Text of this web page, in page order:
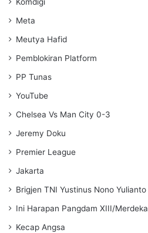
Komdigi
Meta
Meutya Hafid
Pemblokiran Platform
PP Tunas
YouTube
Chelsea Vs Man City 0-3
Jeremy Doku
Premier League
Jakarta
Brigjen TNI Yustinus Nono Yulianto
Ini Harapan Pangdam XIII/Merdeka
Kecap Angsa